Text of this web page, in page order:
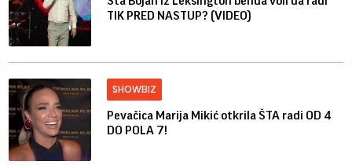
TIK PRED NASTUP? (VIDEO)
SHOWBIZ
Pevačica Marija Mikić otkrila ŠTA radi OD 4
DO POLA 7!